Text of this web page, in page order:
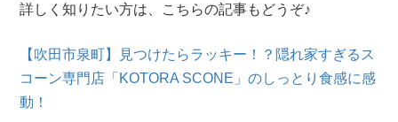
詳しく知りたい方は、こちらの記事もどうぞ♪
【吹田市泉町】見つけたらラッキー！？隠れ家すぎるス
コーン専門店「KOTORA SCONE」のしっとり食感に感
動！